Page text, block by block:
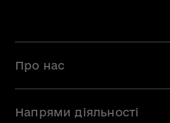
Про нас
Команда
Напрями діяльності